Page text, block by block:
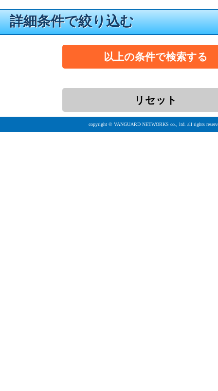
詳細条件で絞り込む
copyright © VANGUARD NETWORKS co., ltd. all rights